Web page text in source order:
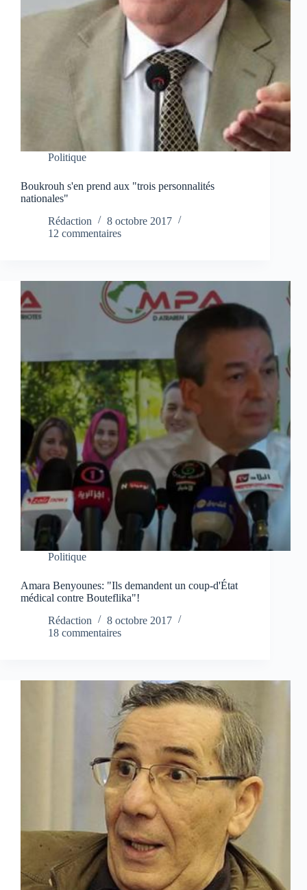
Politique
Boukrouh s'en prend aux "trois personnalités
nationales"
Rédaction
8 octobre 2017
12 commentaires
Politique
Amara Benyounes: "Ils demandent un coup-d'État
médical contre Bouteflika"!
Rédaction
8 octobre 2017
18 commentaires